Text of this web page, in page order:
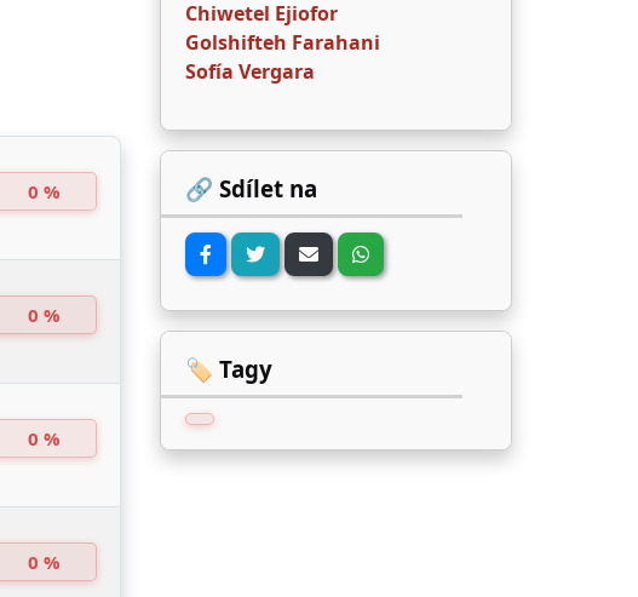
0 %
0 %
0 %
0 %
Chiwetel Ejiofor
Golshifteh Farahani
Sofía Vergara
🔗 Sdílet na
🏷️ Tagy